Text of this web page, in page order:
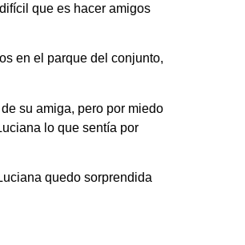
que es hacer amigos
en el parque del conjunto,
su amiga, pero por miedo
lo que sentía por
quedo sorprendida